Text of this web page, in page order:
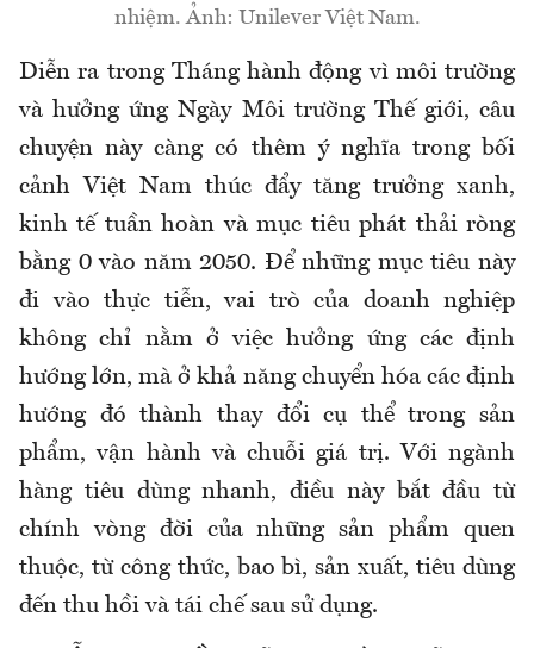
nhiệm. Ảnh: Unilever Việt Nam.
Diễn ra trong Tháng hành động vì môi trường
và hưởng ứng Ngày Môi trường Thế giới, câu
chuyện này càng có thêm ý nghĩa trong bối
cảnh Việt Nam thúc đẩy tăng trưởng xanh,
kinh tế tuần hoàn và mục tiêu phát thải ròng
bằng 0 vào năm 2050. Để những mục tiêu này
đi vào thực tiễn, vai trò của doanh nghiệp
không chỉ nằm ở việc hưởng ứng các định
hướng lớn, mà ở khả năng chuyển hóa các định
hướng đó thành thay đổi cụ thể trong sản
phẩm, vận hành và chuỗi giá trị. Với ngành
hàng tiêu dùng nhanh, điều này bắt đầu từ
chính vòng đời của những sản phẩm quen
thuộc, từ công thức, bao bì, sản xuất, tiêu dùng
đến thu hồi và tái chế sau sử dụng.